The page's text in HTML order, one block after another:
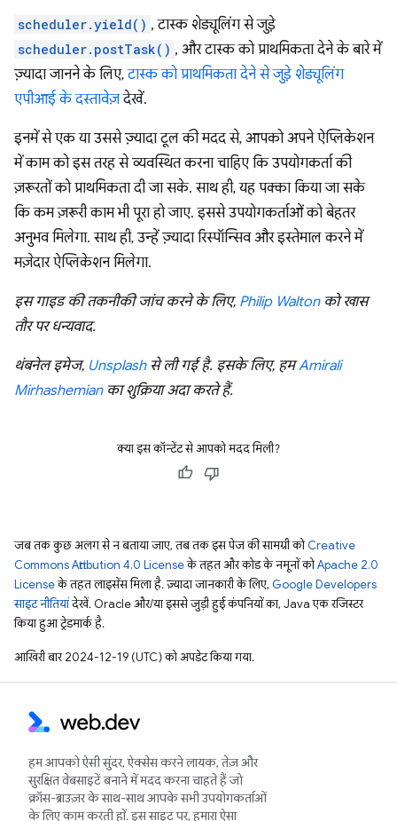
scheduler.yield() , टास्क शेड्यूलिंग से जुड़े
scheduler.postTask() , और टास्क को प्राथमिकता देने के बारे में
ज़्यादा जानने के लिए,टास्क को प्राथमिकता देने से जुड़े शेड्यूलिंग
एपीआई के दस्तावेज़देखें.
इनमें से एक या उससे ज़्यादा टूल की मदद से, आपको अपने ऐप्लिकेशन
में काम को इस तरह से व्यवस्थित करना चाहिए कि उपयोगकर्ता की
ज़रूरतों को प्राथमिकता दी जा सके. साथ ही, यह पक्का किया जा सके
कि कम ज़रूरी काम भी पूरा हो जाए. इससे उपयोगकर्ताओं को बेहतर
अनुभव मिलेगा. साथ ही, उन्हें ज़्यादा रिस्पॉन्सिव और इस्तेमाल करने में
मज़ेदार ऐप्लिकेशन मिलेगा.
इस गाइड की तकनीकी जांच करने के लिए, Philip Waltonको खास
तौर पर धन्यवाद.
थंबनेल इमेज, Unsplashसे ली गई है. इसके लिए, हमAmirali
Mirhashemianका शुक्रिया अदा करते हैं.
क्या इस कॉन्टेंट से आपको मदद मिली?
जब तक कुछ अलग से न बताया जाए, तब तक इस पेज की सामग्री कोCreative
Commons Attribution 4.0 Licenseके तहत और कोड के नमूनों कोApache 2.0
Licenseके तहत लाइसेंस मिला है. ज़्यादा जानकारी के लिए, Google Developers
साइट नीतियांदेखें. Oracle और/या इससे जुड़ी हुई कंपनियों का, Java एक रजिस्टर
किया हुआ ट्रेडमार्क है.
आखिरी बार 2024-12-19 (UTC) को अपडेट किया गया.
हम आपको ऐसी सुंदर, ऐक्सेस करने लायक, तेज़ और
सुरक्षित वेबसाइटें बनाने में मदद करना चाहते हैं जो
क्रॉस-ब्राउज़र के साथ-साथ आपके सभी उपयोगकर्ताओं
के लिए काम करती हों. इस साइट पर, हमारा ऐसा